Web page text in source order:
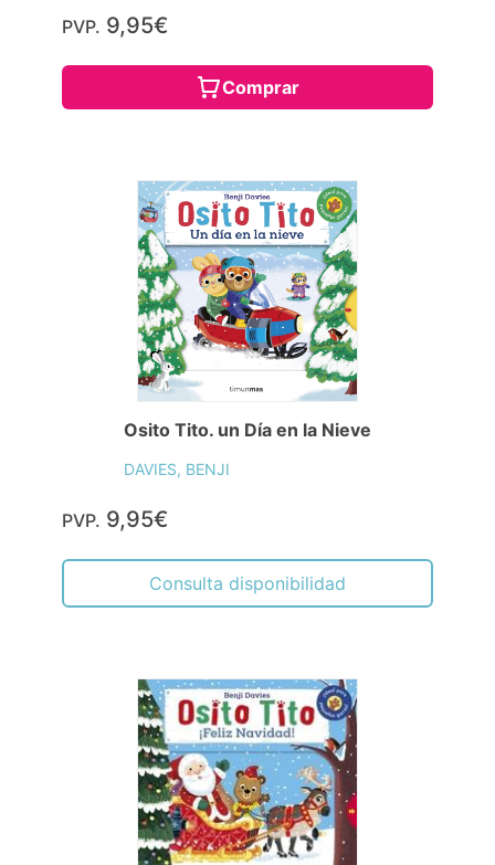
PVP. 9,95€
Comprar
Osito Tito. un Día en la Nieve
DAVIES, BENJI
PVP. 9,95€
Consulta disponibilidad